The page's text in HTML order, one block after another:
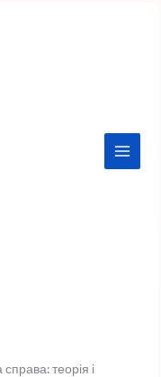
теорія і